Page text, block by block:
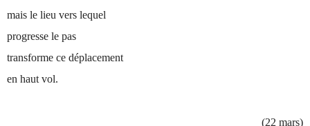
mais le lieu vers lequel
progresse le pas
transforme ce déplacement
en haut vol.
(22 mars)